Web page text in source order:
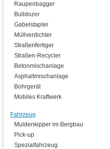
Raupenbagger
Bulldozer
Gabelstapler
Müllverdichter
Straßenfertiger
Straßen-Recycler
Betonmischanlage
Asphaltmischanlage
Bohrgerät
Mobiles Kraftwerk
Fahrzeug
Muldenkipper im Bergbau
Pick-up
Spezialfahrzeug